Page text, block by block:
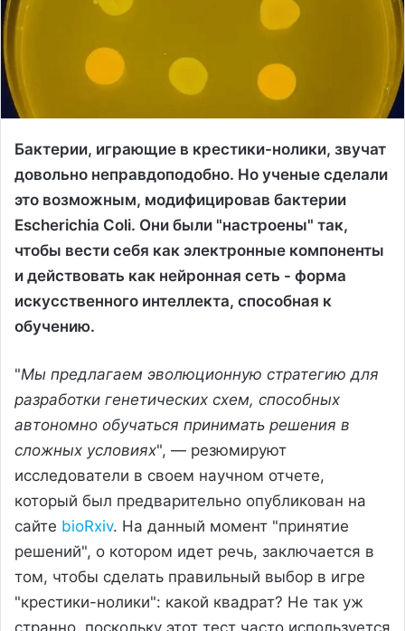
Бактерии, играющие в крестики-нолики, звучат
довольно неправдоподобно. Но ученые сделали
это возможным, модифицировав бактерии
Escherichia Coli. Они были "настроены" так,
чтобы вести себя как электронные компоненты
и действовать как нейронная сеть - форма
искусственного интеллекта, способная к
обучению.
"Мы предлагаем эволюционную стратегию для
разработки генетических схем, способных
автономно обучаться принимать решения в
сложных условиях", — резюмируют
исследователи в своем научном отчете,
который был предварительно опубликован на
сайте bioRxiv. На данный момент "принятие
решений", о котором идет речь, заключается в
том, чтобы сделать правильный выбор в игре
"крестики-нолики": какой квадрат? Не так уж
странно, поскольку этот тест часто используется